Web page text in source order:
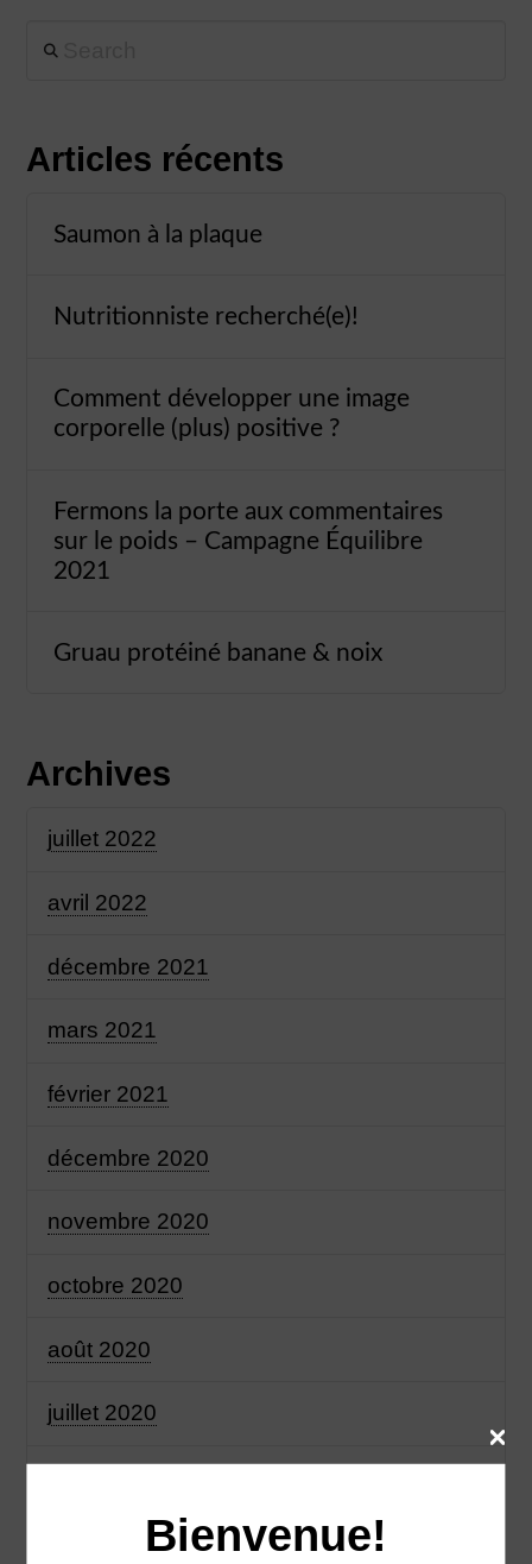
Search
Articles récents
Saumon à la plaque
Nutritionniste recherché(e)!
Comment développer une image
corporelle (plus) positive ?
Fermons la porte aux commentaires
sur le poids – Campagne Équilibre
2021
Gruau protéiné banane & noix
Archives
juillet 2022
avril 2022
décembre 2021
mars 2021
février 2021
décembre 2020
novembre 2020
octobre 2020
août 2020
juillet 2020
Bienvenue!